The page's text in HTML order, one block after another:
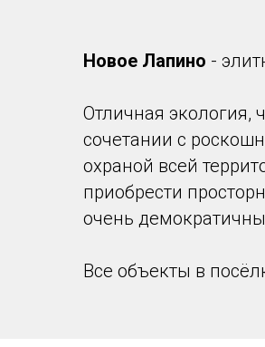
Новое Лапино -
Отличная экология,
сочетании с
охраной всей
приобрести
очень
Все объекты в